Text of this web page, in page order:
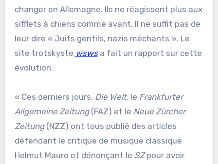
changer en Allemagne. Ils ne réagissent plus aux
sifflets à chiens comme avant. Il ne suffit pas de
leur dire « Juifs gentils, nazis méchants ». Le
site trotskyste wswsa fait un rapport sur cette
évolution :
« Ces derniers jours, Die Welt, le Frankfurter
Allgemeine Zeitung(FAZ) et le Neue Zürcher
Zeitung(NZZ) ont tous publié des articles
défendant le critique de musique classique
Helmut Mauro et dénonçant le SZpour avoir